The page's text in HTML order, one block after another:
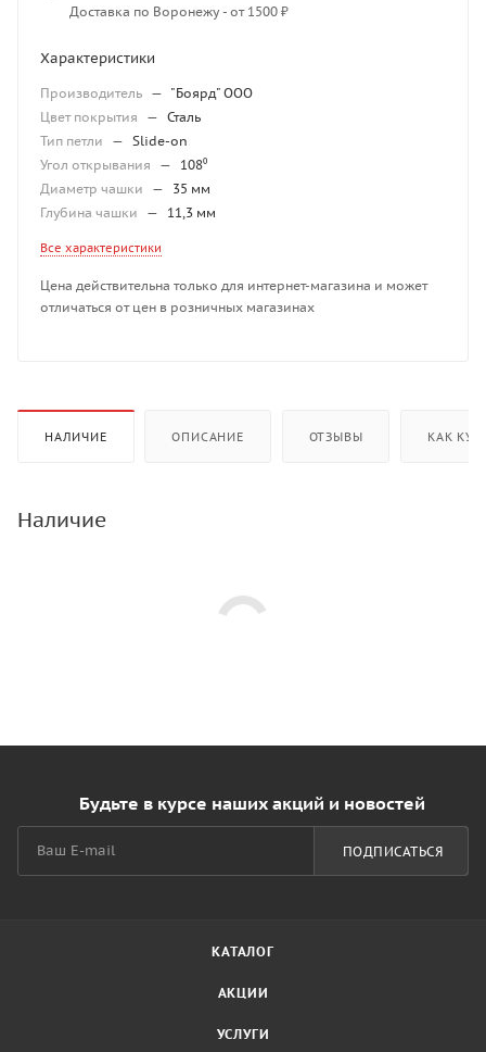
Доставка по Воронежу - от 1500 ₽
Характеристики
Производитель — "Боярд" ООО
Цвет покрытия
— Сталь
Тип петли
— Slide-on
Угол открывания
—
108⁰
Диаметр чашки
—
35 мм
Глубина чашки
— 11,3 мм
Все характеристики
Цена действительна только для интернет-магазина и может
отличаться от цен в розничных магазинах
НАЛИЧИЕ ОПИСАНИЕ ОТЗЫВЫ КАК
Наличие
Будьте в курсе наших акций и новостей
ПОДПИСАТЬСЯ
КАТАЛОГ
АКЦИИ
УСЛУГИ